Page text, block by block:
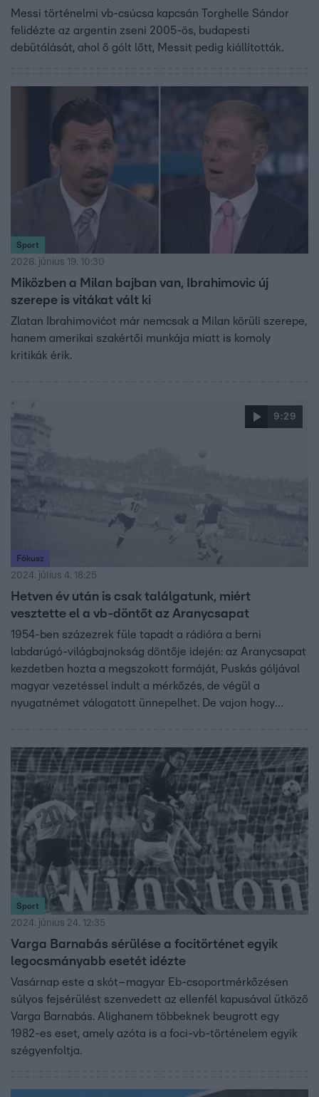
Messi történelmi vb-csúcsa kapcsán Torghelle Sándor
felidézte az argentin zseni 2005-ös, budapesti
debütálását, ahol ő gólt lőtt, Messit pedig kiállították.
Sport
2026. június 19. 10:30
Miközben a Milan bajban van, Ibrahimovic új
szerepe is vitákat vált ki
Zlatan Ibrahimovićot már nemcsak a Milan körüli szerepe,
hanem amerikai szakértői munkája miatt is komoly
kritikák érik.
9:29
Fókusz
2024. július 4. 18:25
Hetven év után is csak találgatunk, miért
vesztette el a vb-döntőt az Aranycsapat
1954-ben százezrek füle tapadt a rádióra a berni
labdarúgó-világbajnokság döntője idején: az Aranycsapat
kezdetben hozta a megszokott formáját, Puskás góljával
magyar vezetéssel indult a mérkőzés, de végül a
nyugatnémet válogatott ünnepelhet. De vajon hogy
riportjában szakértőkkel, futball-megszállottakkal, és
archív felvételekkel eredtünk a hetven éves rejtély
nyomába.
Sport
2024. június 24. 12:35
Varga Barnabás sérülése a focitörténet egyik
legocsmányabb esetét idézte
Vasárnap este a skót–magyar Eb-csoportmérkőzésen
súlyos fejsérülést szenvedett az ellenfél kapusával ütköző
Varga Barnabás. Alighanem többeknek beugrott egy
1982-es eset, amely azóta is a foci-vb-történelem egyik
szégyenfoltja.